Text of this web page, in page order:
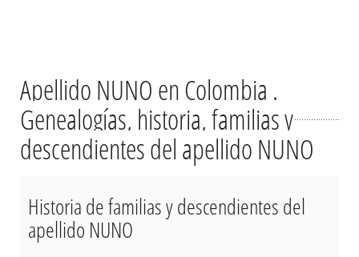
Apellido NUNO en Colombia .
Genealogías, historia, familias y
descendientes del apellido NUNO
Historia de familias y descendientes del
apellido NUNO